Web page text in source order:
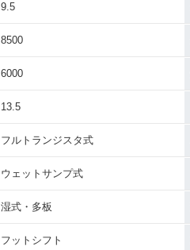
9.5
8500
6000
13.5
フルトランジスタ式
ウェットサンプ式
湿式・多板
フットシフト